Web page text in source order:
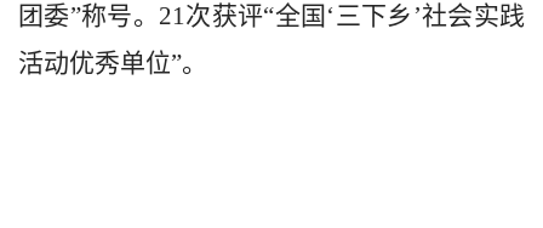
团委”称号。21次获评“全国‘三下乡’社会实践
活动优秀单位”。